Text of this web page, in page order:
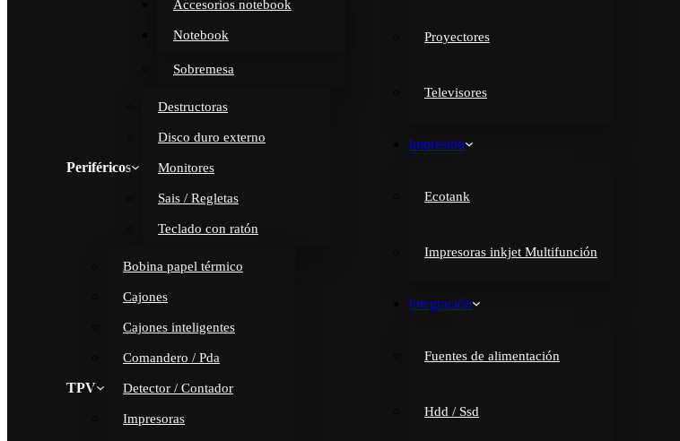
Accesorios notebook
Notebook
Sobremesa
Periféricos
Destructoras
Disco duro externo
Monitores
Sais / Regletas
Teclado con ratón
TPV
Bobina papel térmico
Cajones
Cajones inteligentes
Comandero / Pda
Detector / Contador
Impresoras
Proyectores
Televisores
Impresión
Ecotank
Impresoras inkjet Multifunción
Integración
Fuentes de alimentación
Hdd / Ssd